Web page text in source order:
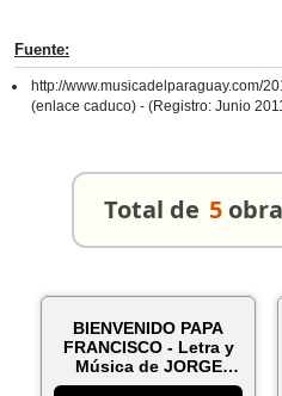
Fuente:
http://www.musicadelparaguay.com/
(enlace caduco) - (Registro: Junio
Total de 5
BIENVENIDO PAPA
FRANCISCO - Letra y
Música de JORGE
CASTRO